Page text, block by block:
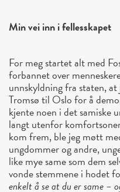
Min vei inn i fellesskapet
For meg startet alt med
forbannet over
unnskyldning fra staten, at
Tromsø til Oslo for å
kjente noen i det samiske
langt utenfor
kom frem, ble jeg møtt
ungdommer og andre,
like mye same som dem
vonde stemmene i hodet
enkelt å se at du er same –